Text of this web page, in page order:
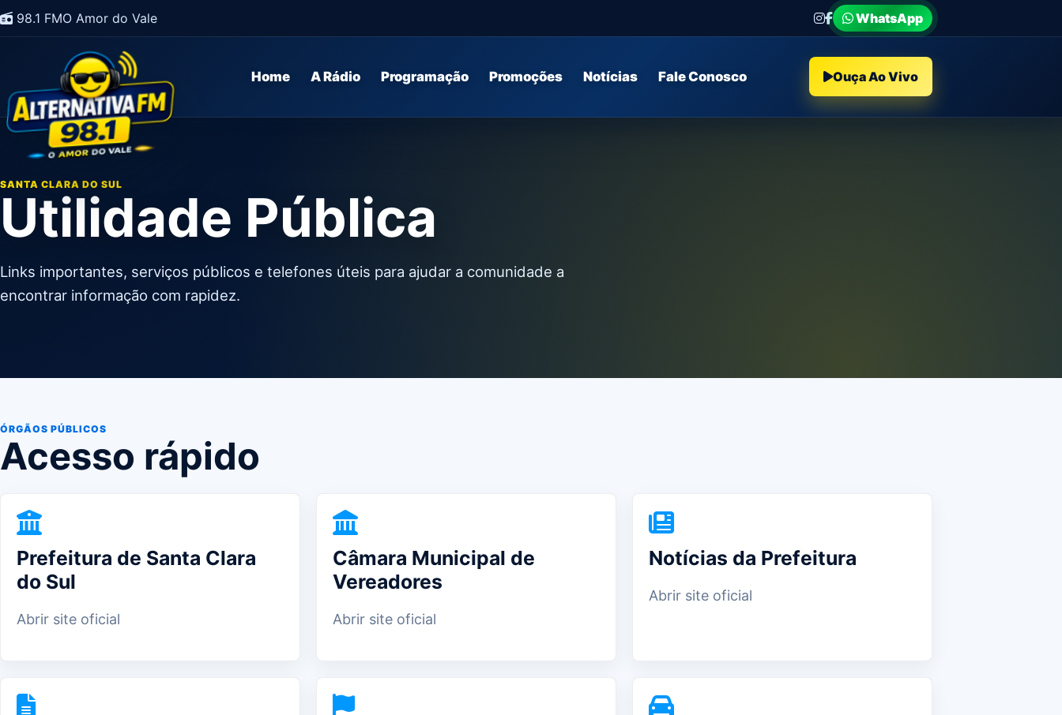
98.1 FMO Amor do Vale WhatsApp
Home A Rádio Programação Promoções Notícias Fale Conosco Ouça Ao Vivo
SANTA CLARA DO SUL
Utilidade Pública
Links importantes, serviços públicos e telefones úteis para ajudar a comunidade a
encontrar informação com rapidez.
ÓRGÃOS PÚBLICOS
Acesso rápido
Prefeitura de Santa Clara
do Sul
Abrir site oficial
Câmara Municipal de
Vereadores
Abrir site oficial
Notícias da Prefeitura
Abrir site oficial